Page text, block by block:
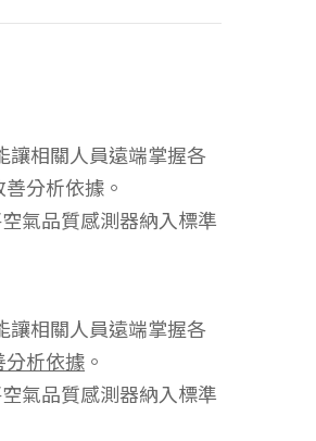
讓相關人員遠端掌握各
分析依據。
氣品質感測器納入標準
讓相關人員遠端掌握各
分析依據 。
氣品質感測器納入標準